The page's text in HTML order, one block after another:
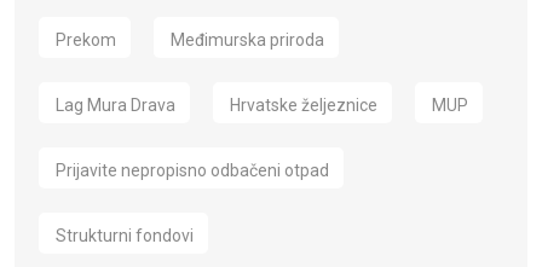
Prekom Međimurska priroda
Lag Mura Drava Hrvatske željeznice MUP
Prijavite nepropisno odbačeni otpad
Strukturni fondovi